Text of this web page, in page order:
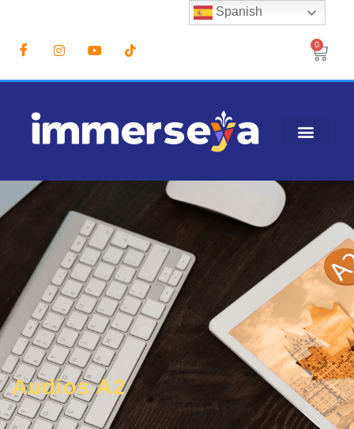
0
Audios A2
Spanish